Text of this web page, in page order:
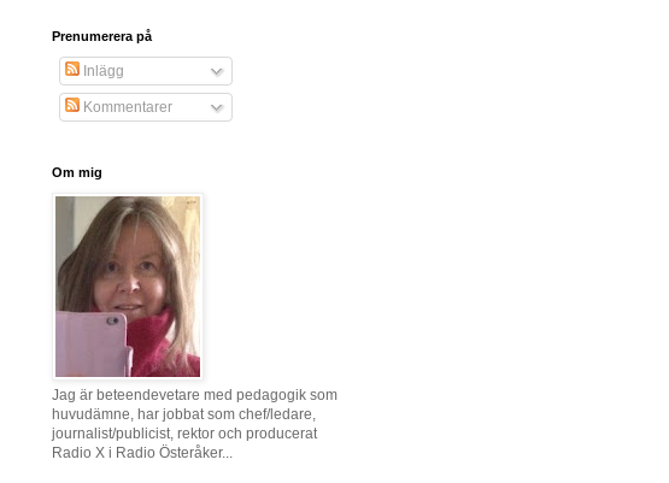
Prenumerera på
Inlägg
Kommentarer
Om mig
Jag är beteendevetare med pedagogik som
huvudämne, har jobbat som chef/ledare,
journalist/publicist, rektor och producerat
Radio X i Radio Österåker...